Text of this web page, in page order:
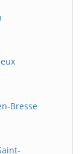
Bresse